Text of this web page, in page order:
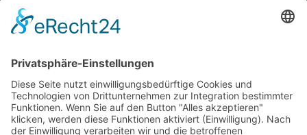
Podcasts, Themen und Informationen.
Entdecken Sie unser Forum für Medien, Bildung
und Demokratie - jederzeit und überall